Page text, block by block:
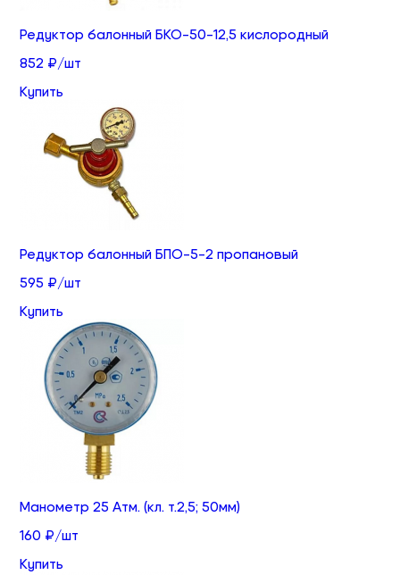
Редуктор балонный БКО-50-12,5 кислородный
852 ₽/шт
Купить
Редуктор балонный БПО-5-2 пропановый
595 ₽/шт
Купить
Манометр 25 Атм. (кл. т.2,5; 50мм)
160 ₽/шт
Купить